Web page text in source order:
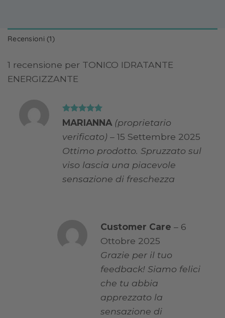
Recensioni (1)
1 recensione per TONICO IDRATANTE
ENERGIZZANTE
Valutato 5
su 5
MARIANNA (proprietario
verificato) – 15 Settembre 2025
Ottimo prodotto. Spruzzato sul
viso lascia una piacevole
sensazione di freschezza
Customer Care – 6
Ottobre 2025
Grazie per il tuo
feedback! Siamo felici
che tu abbia
apprezzato la
sensazione di